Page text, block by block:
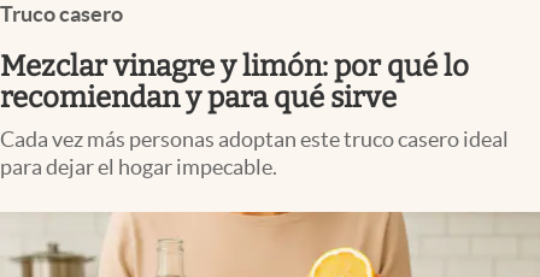
Negocios
Columnistas
Otras secciones
Apertura
Clase
Truco casero
Mezclar vinagre y limón: por qué lo
recomiendan y para qué sirve
Cada vez más personas adoptan este truco casero ideal
para dejar el hogar impecable.